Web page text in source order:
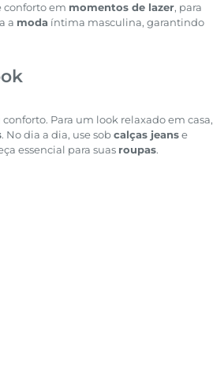
conforto em momentos de lazer, para
a moda íntima masculina, garantindo
conforto. Para um look relaxado em casa,
. No dia a dia, use sobcalças jeanse
essencial para suas roupas.